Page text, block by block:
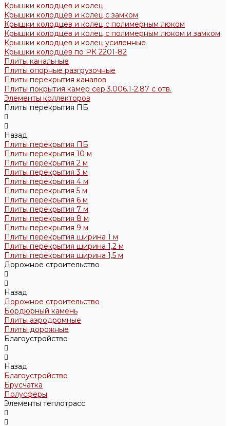
Крышки колодцев и колец
Крышки колодцев и колец с замком
Крышки колодцев и колец с полимерным люком
Крышки колодцев и колец с полимерным люком и замком
Крышки колодцев и колец усиленные
Крышки колодцев по РК 2201-82
Плиты канальные
Плиты опорные разгрузочные
Плиты перекрытия каналов
Плиты покрытия камер сер.3.006.1-2.87 с отв.
Элементы коллекторов
Плиты перекрытия ПБ
Назад
Плиты перекрытия ПБ
Плиты перекрытия 10 м
Плиты перекрытия 2 м
Плиты перекрытия 3 м
Плиты перекрытия 4 м
Плиты перекрытия 5 м
Плиты перекрытия 6 м
Плиты перекрытия 7 м
Плиты перекрытия 8 м
Плиты перекрытия 9 м
Плиты перекрытия ширина 1 м
Плиты перекрытия ширина 1,2 м
Плиты перекрытия ширина 1,5 м
Дорожное строительство
Назад
Дорожное строительство
Бордюрный камень
Плиты аэродромные
Плиты дорожные
Благоустройство
Назад
Благоустройство
Брусчатка
Полусферы
Элементы теплотрасс